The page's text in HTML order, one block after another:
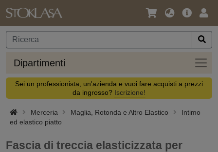
Lingua
Valuta
Offerta
Dipartimenti
Sei un professionista, un'azienda e vuoi fare acquisti a prezzi
da ingrosso? Iscrizione!
Merceria Maglia, Rotonda e Altro Elastico
Intimo
ed elastico piatto
Fascia di treccia elasticizzata per